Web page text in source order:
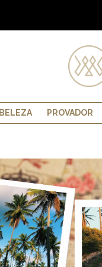
BELEZA PROVADOR